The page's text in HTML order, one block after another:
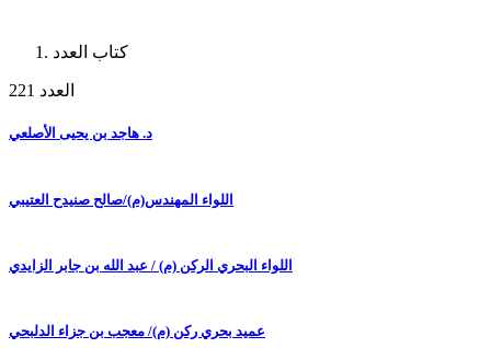
كتاب العدد
العدد 221
د. هاجد بن يحيى الأصلعي
اللواء المهندس(م)/صالح صنيدح العتيبي
اللواء البحري الركن (م) / عبد الله بن جابر الزايدي
عميد بحري ركن (م)/ معجب بن جزاء الدلبحي